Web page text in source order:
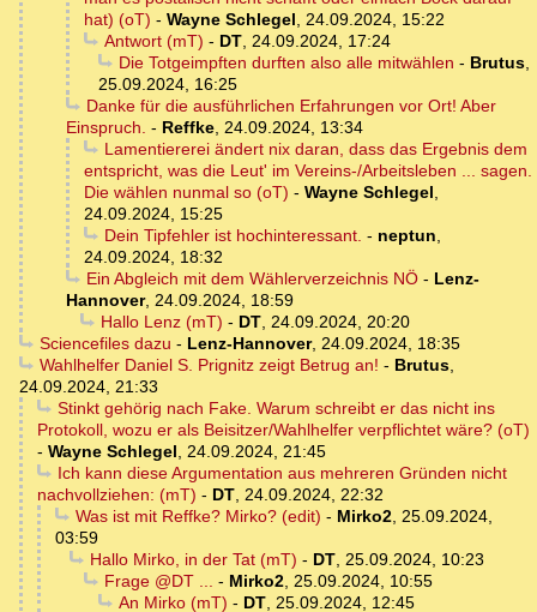
hat) (oT) - Wayne Schlegel, 24.09.2024, 15:22
Antwort (mT) - DT, 24.09.2024, 17:24
Die Totgeimpften durften also alle mitwählen - Brutus,
25.09.2024, 16:25
Danke für die ausführlichen Erfahrungen vor Ort! Aber
Einspruch. - Reffke, 24.09.2024, 13:34
Lamentiererei ändert nix daran, dass das Ergebnis dem
entspricht, was die Leut' im Vereins-/Arbeitsleben ... sagen.
Die wählen nunmal so (oT) - Wayne Schlegel,
24.09.2024, 15:25
Dein Tipfehler ist hochinteressant. - neptun,
24.09.2024, 18:32
Ein Abgleich mit dem Wählerverzeichnis NÖ- Lenz-
Hannover, 24.09.2024, 18:59
Hallo Lenz (mT) - DT, 24.09.2024, 20:20
Sciencefiles dazu - Lenz-Hannover, 24.09.2024, 18:35
Wahlhelfer Daniel S. Prignitz zeigt Betrug an! - Brutus,
24.09.2024, 21:33
Stinkt gehörig nach Fake. Warum schreibt er das nicht ins
Protokoll, wozu er als Beisitzer/Wahlhelfer verpflichtet wäre? (oT)
- Wayne Schlegel, 24.09.2024, 21:45
Ich kann diese Argumentation aus mehreren Gründen nicht
nachvollziehen: (mT) - DT, 24.09.2024, 22:32
Was ist mit Reffke? Mirko? (edit) - Mirko2, 25.09.2024,
03:59
Hallo Mirko, in der Tat (mT) - DT, 25.09.2024, 10:23
Frage @DT ... - Mirko2, 25.09.2024, 10:55
An Mirko (mT) - DT, 25.09.2024, 12:45